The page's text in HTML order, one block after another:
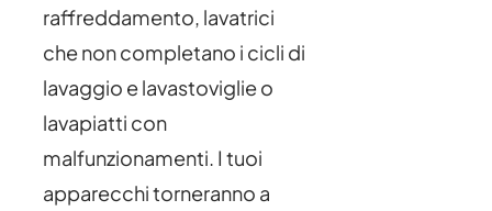
raffreddamento, lavatrici
che non completano i cicli di
lavaggio e lavastoviglie o
lavapiatti con
malfunzionamenti. I tuoi
apparecchi torneranno a